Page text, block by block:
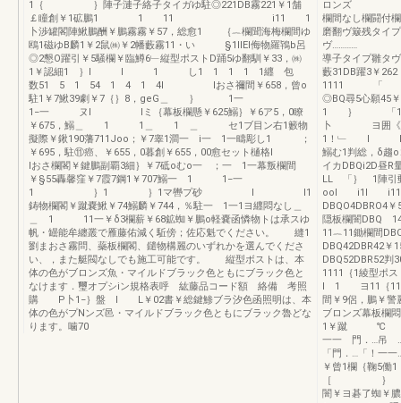
1｛ ｝陣子漣子絡子タイガゆ駐◎221DB霧221￥1舗
￡瞳創￥1砿鵬1 1 11 i11 1
卜渉罐閣陣鰍鵬酬￥鵬霧霧￥57，総愈1 ｛︷欄聞海梅欄間ゆ
鴎1磁ゆB麟1￥2鼠㈱￥2幡藪霧11・い §1lIEI侮物羅鴇b呂
◎2懇O躍引￥5騒欄￥臨鱒6﹂縦型ポストD踊5ゆ翻馴￥33，㈱
1￥認細1 ｝l l 1 し1 1 1 1 1纒 包
数51 5 1 54 1 4 1 4l lおさ禰間￥658，曾o
駐1￥7鰍39劇￥7｛｝8，geG＿ ｝ 1一
1−一 ヌl lミ｛幕板欄懸￥625鰯｝￥6ア5，0瞭
￥675，鰯＿ 1 1＿ 1 ＿ セ1ブ目ン右1籔物
擬際￥鍬190藩711Joo；￥7睾1澗一 i一 1一疇彫し1 ；
￥695，駐⑪癌、￥655，0暮創￥655，00愈セット樋格l
lおさ欄閣￥鍵鵬副覇3細｝￥7砥oむo一 ；一 1一幕叛欄間
￥§55轟馨窪￥7霞7鋼1￥707鰯一 1 1−一
1 ｝1 ｝1マ轡プ砂 l I1
鋳物欄閣￥蹴嚢鰍￥74鰯麟￥744，％駐一 1一1ヨ纒悶なし＿
＿ 1 11一￥δ3欄薪￥68鉱蜘￥鵬o軽嚢函憐物トは承スゆ
帆・罎能牟纏叢で雁藤佑減く駈傍；佐応魁でください。 縫1
劉まおさ霧問、蘂板欄閣、鑓物構麗のいずれかを選んでくださ
い、，また艇閥なしでも施工可能です。 縦型ボストは、本
体の色がブロンズ魚・マイルドブラック色ともにブラック色と
なけます．璽オプシiン規格表呼 紘藤品コード額 絡備 考照
購 P卜1−｝盤 l L￥02書￥総鍵鯵ブラ汐色函照明は、本
体の色がプNンズ邑・マイルドブラック色ともにブラック魯どな
ります。噛70
ロンズ 1！
欄間なし欄闘
磨翻ヴ簸残タイ
ヴ…………
導子タイプ雛
藪31DB躍3￥
1111
◎BQ尋5心願
1 ｝ 「1−
卜 ヨ囲《｝
1！﹂ l l㌧1ド
鰯む1判総，δ
イカDBQi2D
LL 「｝ 1陣引
ool i1l i11
隠板欄闇DBQ
11︷11鋤欄間
DBQ42DBR42
DBQ52DBR52
1111｛1綾型ポ
l 1 ヨ11｛
間￥9侶，鵬￥警
ブロンズ幕板欄
1￥蹴 ℃ iτ鋳
一一 門．…吊
「門．…「！
￥曾1欄｛鞠5働
［ ｝ おさ
闇￥ヨ碁了蜘￥